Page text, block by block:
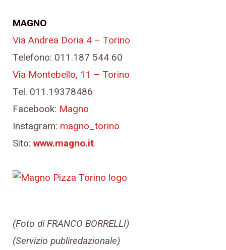
MAGNO
Via Andrea Doria 4 – Torino
Telefono: 011.187 544 60
Via Montebello, 11 – Torino
Tel. 011.19378486
Facebook: Magno
Instagram: magno_torino
Sito: www.magno.it
(Foto di FRANCO BORRELLI)
(Servizio publiredazionale)